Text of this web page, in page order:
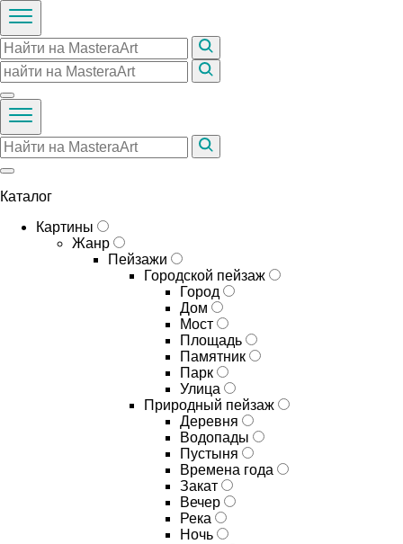
Каталог
Картины
Жанр
Пейзажи
Городской пейзаж
Город
Дом
Мост
Площадь
Памятник
Парк
Улица
Природный пейзаж
Деревня
Водопады
Пустыня
Времена года
Закат
Вечер
Река
Ночь